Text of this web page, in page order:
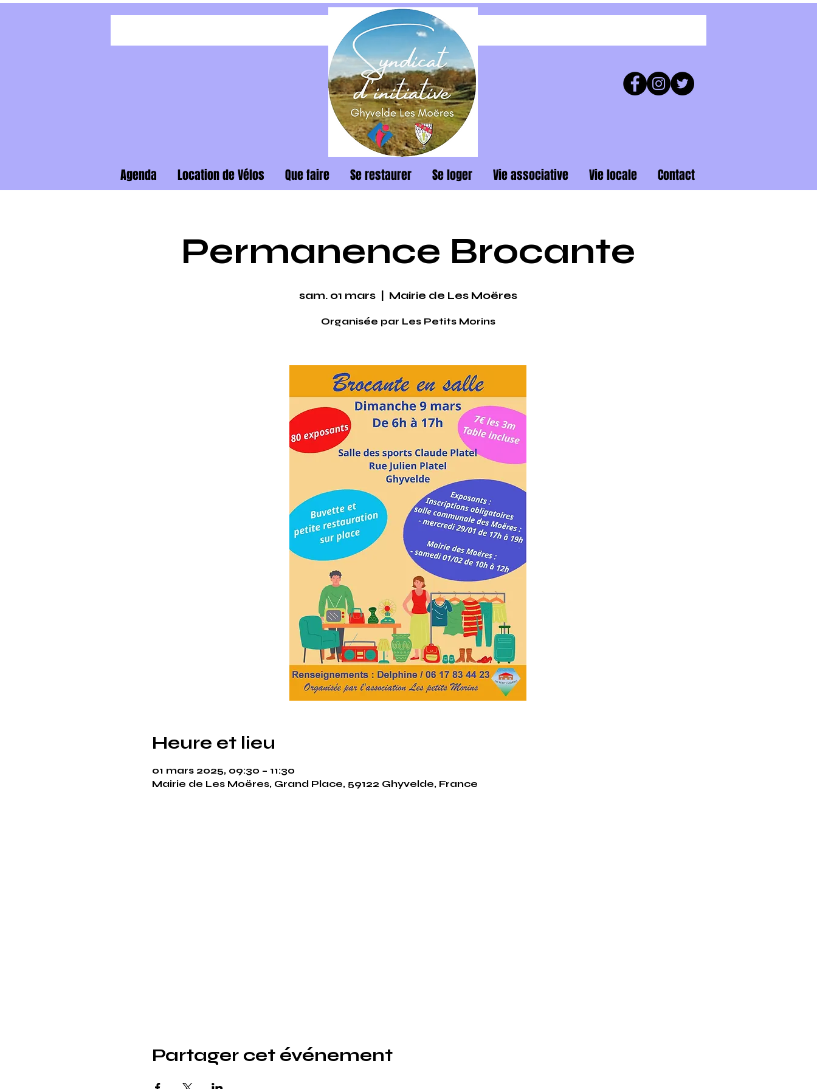
Agenda Location de Vélos Que faire Se restaurer Se loger Vie associative Vie locale Contact
Permanence Brocante
sam. 01 mars
  |
Mairie de Les Moëres
Organisée par Les Petits Morins
Heure et lieu
01 mars 2025, 09:30 – 11:30
Mairie de Les Moëres, Grand Place, 59122 Ghyvelde, France
Partager cet événement